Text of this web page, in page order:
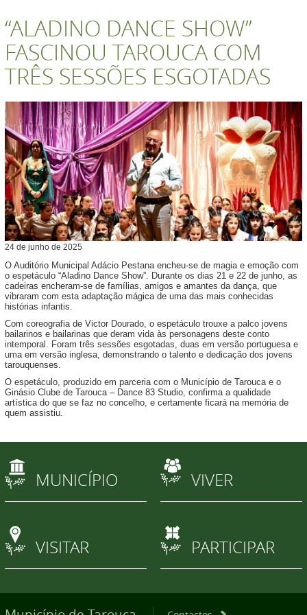
“ALADINO DANCE SHOW”
FASCINOU TAROUCA COM
TRÊS SESSÕES ESGOTADAS
24 de junho de 2025
O Auditório Municipal Adácio Pestana encheu-se de magia e emoção com
o espetáculo “Aladino Dance Show”. Durante os dias 21 e 22 de junho, as
cadeiras encheram-se de famílias, amigos e amantes da dança, que
vibraram com esta adaptação mágica de uma das mais conhecidas
histórias infantis.
Com coreografia de Victor Dourado, o espetáculo trouxe a palco jovens
bailarinos e bailarinas que deram vida às personagens deste conto
intemporal. Foram três sessões esgotadas, duas em versão portuguesa e
uma em versão inglesa, demonstrando o talento e dedicação dos jovens
tarouquenses.
O espetáculo, produzido em parceria com o Município de Tarouca e o
Ginásio Clube de Tarouca – Dance 83 Studio, confirma a qualidade
artística do que se faz no concelho, e certamente ficará na memória de
quem assistiu.
MUNICÍPIO VIVER
VISITAR PARTICIPAR